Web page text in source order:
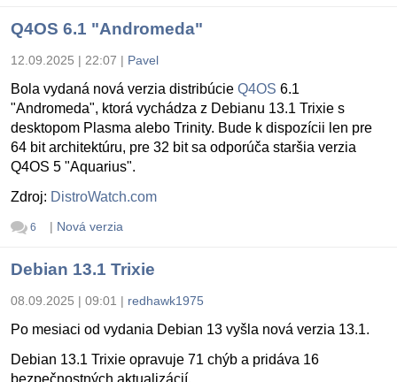
Q4OS 6.1 "Andromeda"
12.09.2025 | 22:07 | Pavel
Bola vydaná nová verzia distribúcie Q4OS 6.1
"Andromeda", ktorá vychádza z Debianu 13.1 Trixie s
desktopom Plasma alebo Trinity. Bude k dispozícii len pre
64 bit architektúru, pre 32 bit sa odporúča staršia verzia
Q4OS 5 "Aquarius".
Zdroj: DistroWatch.com
6 | Nová verzia
Debian 13.1 Trixie
08.09.2025 | 09:01 | redhawk1975
Po mesiaci od vydania Debian 13 vyšla nová verzia 13.1.
Debian 13.1 Trixie opravuje 71 chýb a pridáva 16